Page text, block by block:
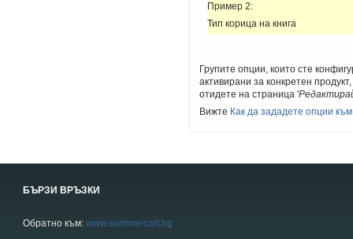
Пример 2:
Тип корица на книга
Групите опции, които сте
активирани за конкретен
отидете на страница '
Вижте Как да зададете опции
БЪРЗИ ВРЪЗКИ
Обратно към: www.summercart.bg